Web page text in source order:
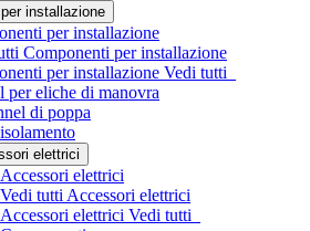
installazione
per installazione
Componenti per installazione
per installazione Vedi tutti
per eliche di manovra
di poppa
elettrici
Accessori elettrici
Vedi tutti Accessori elettrici
Accessori elettrici Vedi tutti